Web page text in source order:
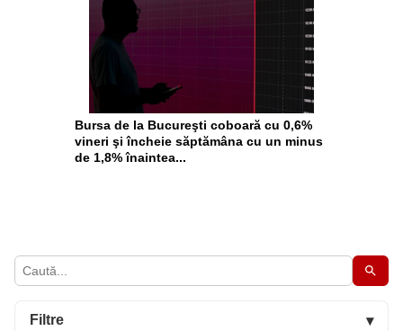
Filtre ▾
Bursa de la Bucureşti coboară cu 0,6%
vineri şi încheie săptămâna cu un minus
de 1,8% înaintea...